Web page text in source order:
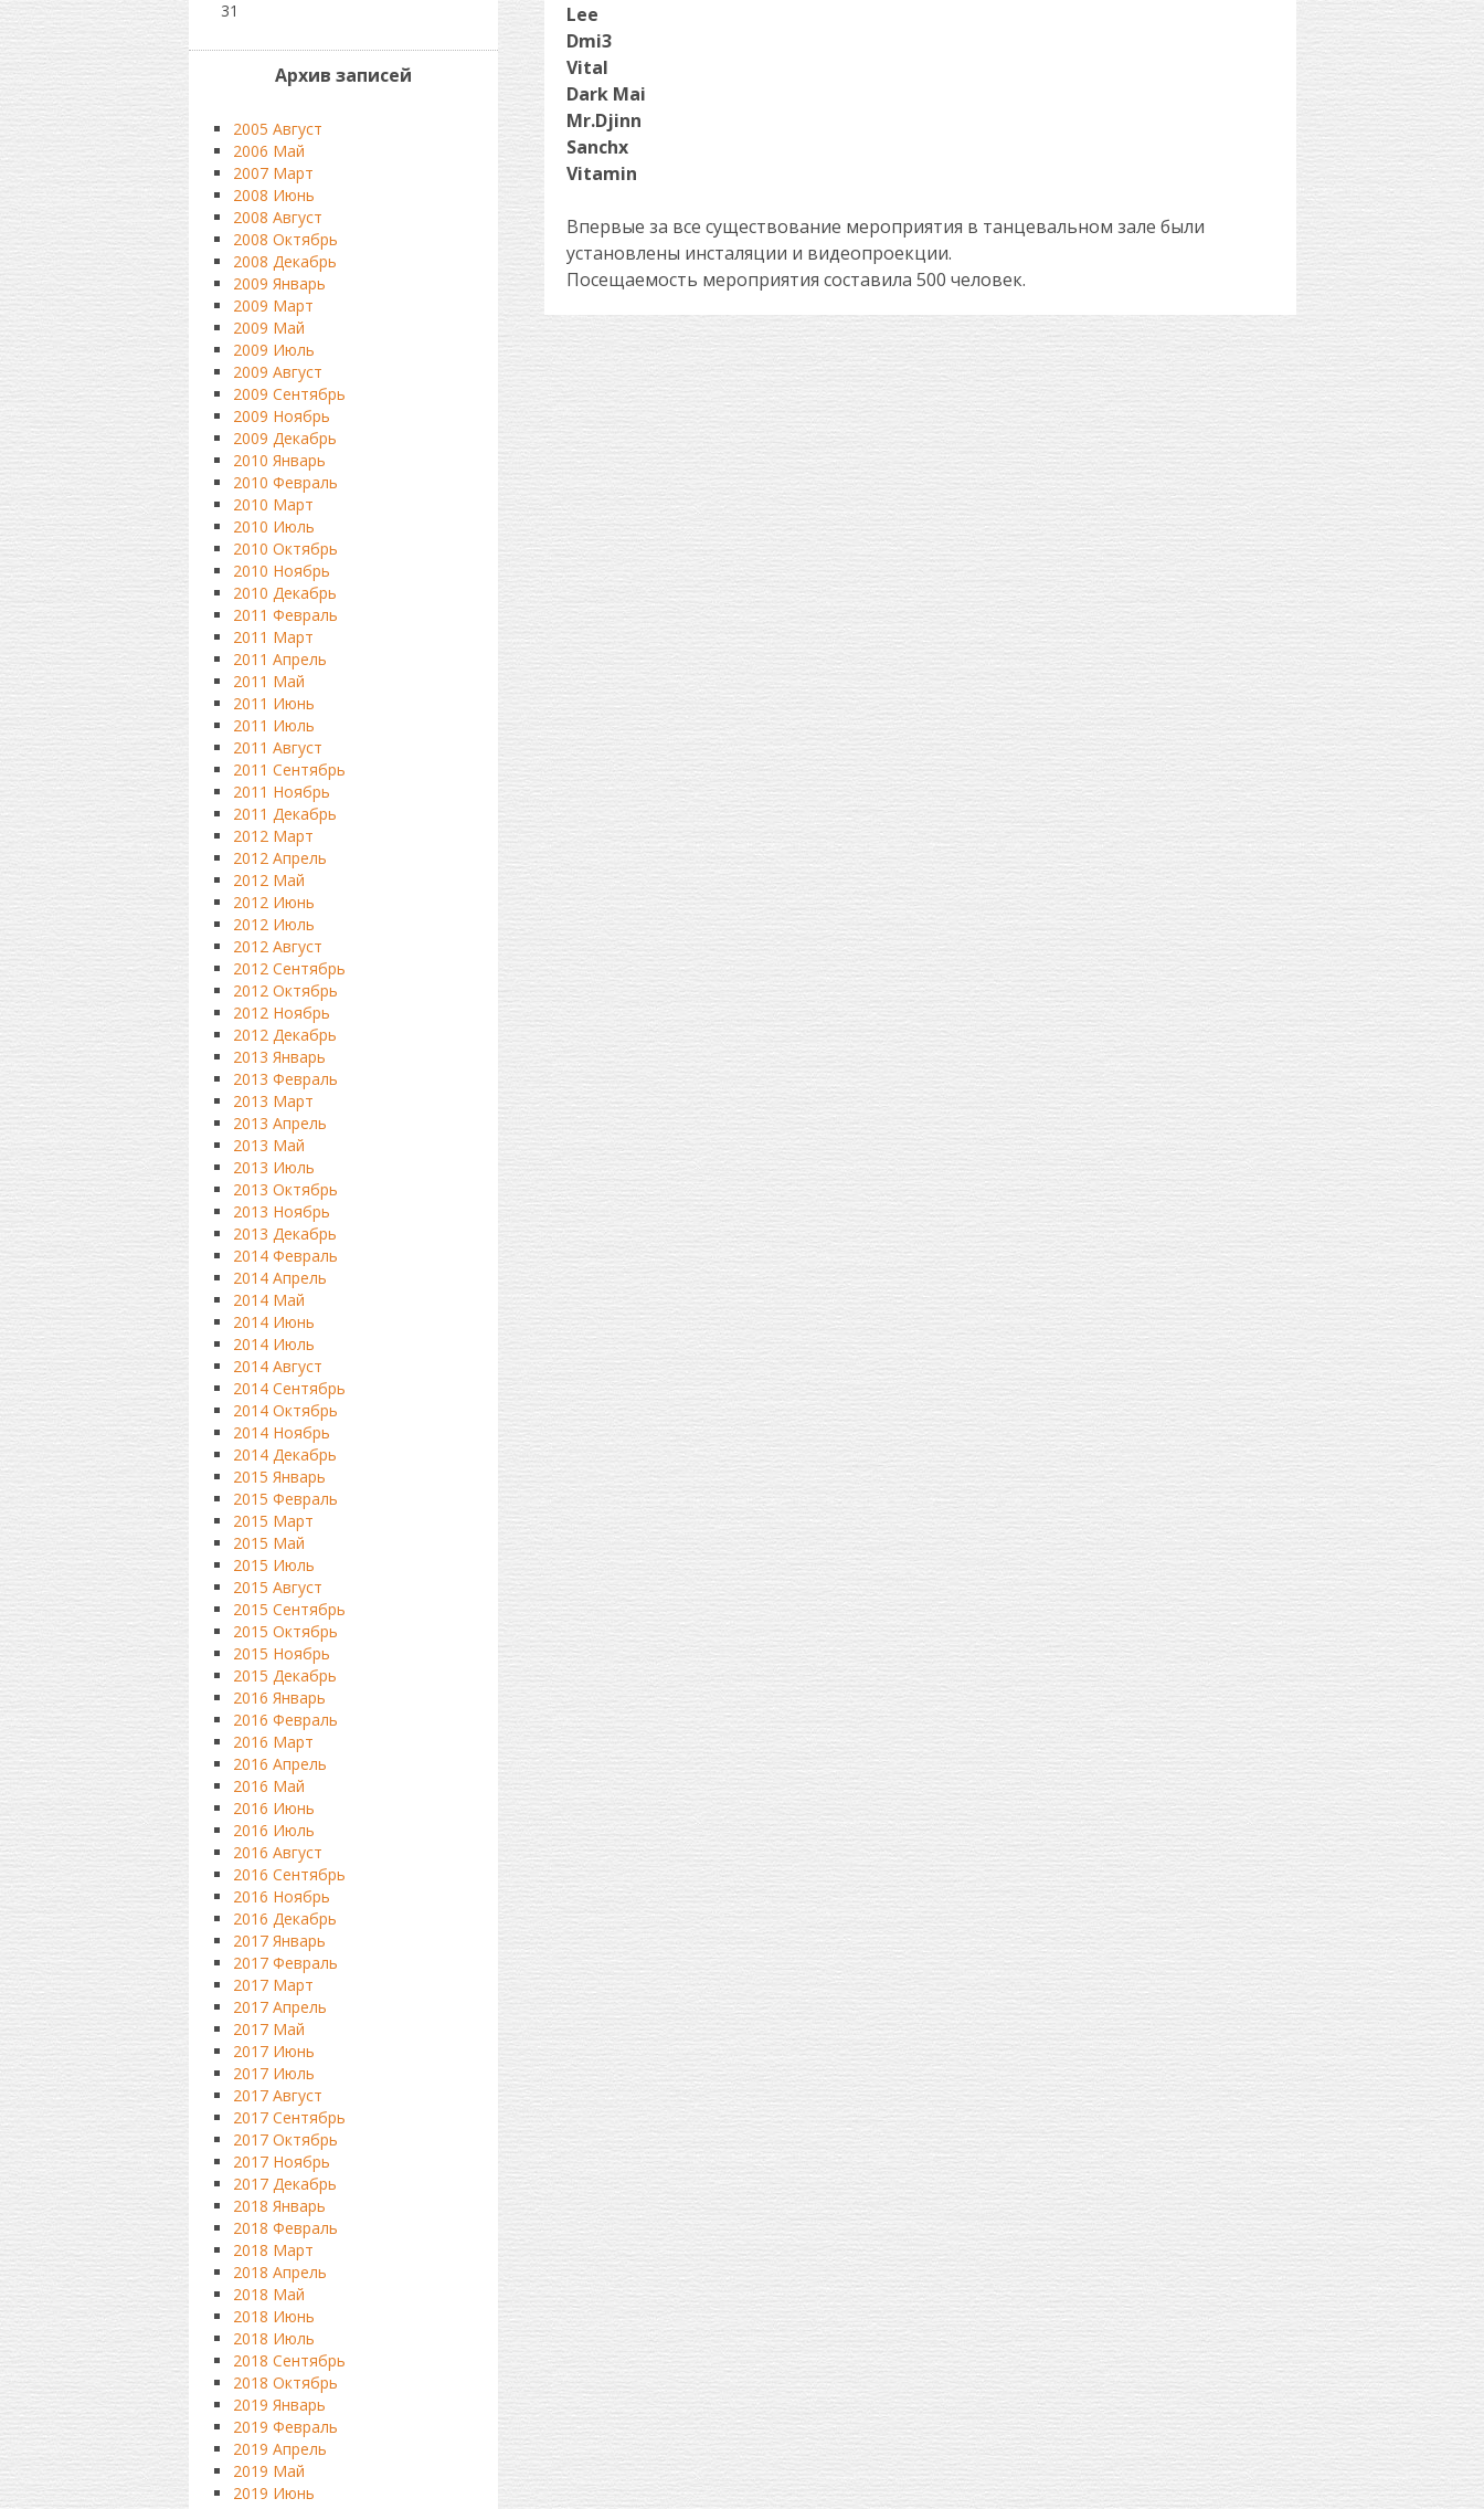
Lee
Dmi3
Vital
Dark Mai
Mr.Djinn
Sanchx
Vitamin
Впервые за все существование мероприятия в танцевальном зале были
установлены инсталяции и видеопроекции.
Посещаемость мероприятия составила 500 человек.
31
Архив записей
2005 Август
2006 Май
2007 Март
2008 Июнь
2008 Август
2008 Октябрь
2008 Декабрь
2009 Январь
2009 Март
2009 Май
2009 Июль
2009 Август
2009 Сентябрь
2009 Ноябрь
2009 Декабрь
2010 Январь
2010 Февраль
2010 Март
2010 Июль
2010 Октябрь
2010 Ноябрь
2010 Декабрь
2011 Февраль
2011 Март
2011 Апрель
2011 Май
2011 Июнь
2011 Июль
2011 Август
2011 Сентябрь
2011 Ноябрь
2011 Декабрь
2012 Март
2012 Апрель
2012 Май
2012 Июнь
2012 Июль
2012 Август
2012 Сентябрь
2012 Октябрь
2012 Ноябрь
2012 Декабрь
2013 Январь
2013 Февраль
2013 Март
2013 Апрель
2013 Май
2013 Июль
2013 Октябрь
2013 Ноябрь
2013 Декабрь
2014 Февраль
2014 Апрель
2014 Май
2014 Июнь
2014 Июль
2014 Август
2014 Сентябрь
2014 Октябрь
2014 Ноябрь
2014 Декабрь
2015 Январь
2015 Февраль
2015 Март
2015 Май
2015 Июль
2015 Август
2015 Сентябрь
2015 Октябрь
2015 Ноябрь
2015 Декабрь
2016 Январь
2016 Февраль
2016 Март
2016 Апрель
2016 Май
2016 Июнь
2016 Июль
2016 Август
2016 Сентябрь
2016 Ноябрь
2016 Декабрь
2017 Январь
2017 Февраль
2017 Март
2017 Апрель
2017 Май
2017 Июнь
2017 Июль
2017 Август
2017 Сентябрь
2017 Октябрь
2017 Ноябрь
2017 Декабрь
2018 Январь
2018 Февраль
2018 Март
2018 Апрель
2018 Май
2018 Июнь
2018 Июль
2018 Сентябрь
2018 Октябрь
2019 Январь
2019 Февраль
2019 Апрель
2019 Май
2019 Июнь